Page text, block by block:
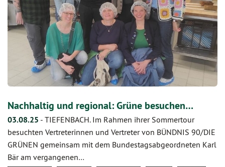
Nachhaltig und regional: Grüne besuchen…
03.08.25 - TIEFENBACH. Im Rahmen ihrer Sommertour
besuchten Vertreterinnen und Vertreter von BÜNDNIS 90/DIE
GRÜNEN gemeinsam mit dem Bundestagsabgeordneten Karl
Bär am vergangenen…